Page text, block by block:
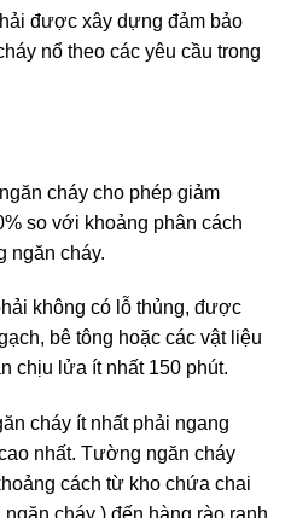
được xây dựng đảm bảo
nổ theo các yêu cầu trong
cháy cho phép giảm
so với khoảng phân cách
ngăn cháy.
không có lỗ thủng, được
bê tông hoặc các vật liệu
chịu lửa ít nhất 150 phút.
cháy ít nhất phải ngang
nhất. Tường ngăn cháy
cách từ kho chứa chai
cháy ) đến hàng rào ranh